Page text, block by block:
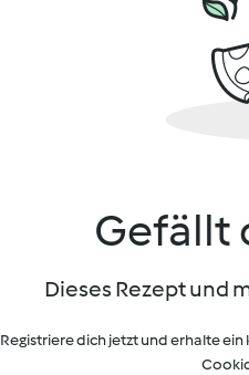
Gefällt
Dieses Rezept und
Registriere dich jetzt und erhalte